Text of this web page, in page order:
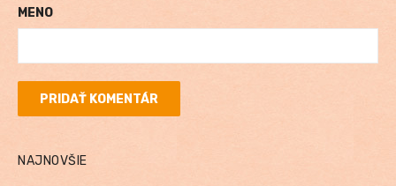
MENO
NAJNOVŠIE